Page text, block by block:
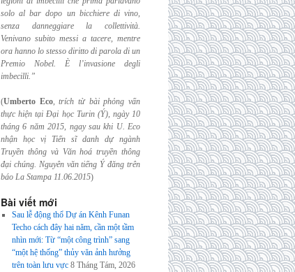
solo albar dopo un bicchiere di vino,
senza danneggiare la collettività.
Venivano subito messi a tacere, mentre
ora hanno lo stesso diritto di parola di un
Premio Nobel. È l’invasione degli
imbecilli.”
(Umberto Eco,trích từ bài phỏng vấn
thực hiện tại Đại học Turin (Ý), ngày 10
tháng 6 năm 2015, ngay sau khi U. Eco
nhận học vị Tiến sĩ danh dự ngành
Truyền thông và Văn hoá truyền thông
đại chúng. Nguyên văn tiếng Ý đăng trên
báo La Stampa 11.06.2015)
Bài viết mới
Sau lễ động thổ Dự án Kênh Funan
Techo cách đây hai năm, cần một tầm
nhìn mới: Từ “một công trình” sang
“một hệ thống” thủy văn ảnh hưởng
trên toàn lưu vực 8 Tháng Tám, 2026